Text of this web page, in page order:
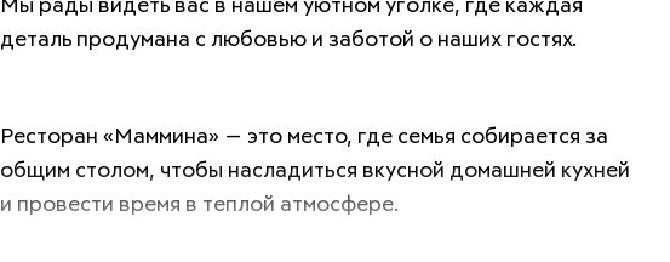
Мы рады видеть вас в нашем уютном уголке, где каждая
деталь продумана с любовью и заботой о наших гостях.
Ресторан «Маммина» — это место, где семья собирается за
общим столом, чтобы насладиться вкусной домашней кухней
и провести время в теплой атмосфере.